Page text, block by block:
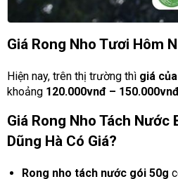
Giá Rong Nho Tươi Hôm
Hiện nay, trên thị trường thì giá
khoảng 120.000vnđ –
Giá Rong Nho Tách Nước
Dũng Hà Có Giá?
Rong nho tách nước gói 50g